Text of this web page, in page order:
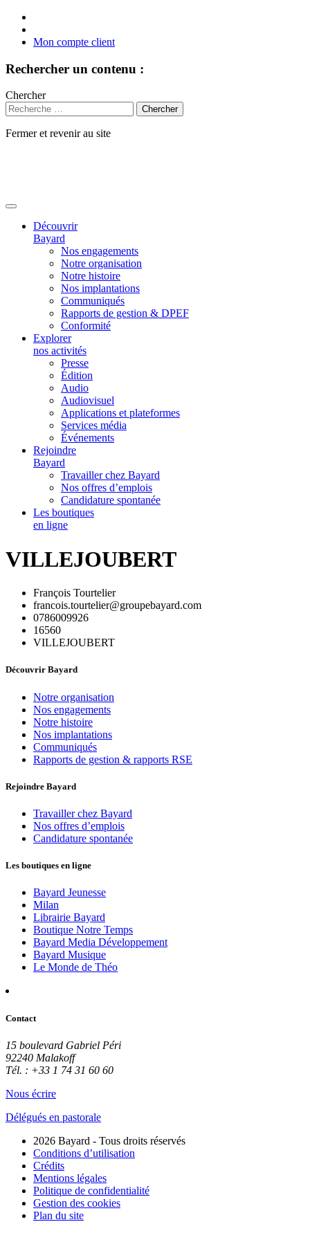
Mon compte client
Rechercher un contenu :
Chercher
Fermer et revenir au site
Découvrir
Bayard
Nos engagements
Notre organisation
Notre histoire
Nos implantations
Communiqués
Rapports de gestion & DPEF
Conformité
Explorer
nos activités
Presse
Édition
Audio
Audiovisuel
Applications et plateformes
Services média
Événements
Rejoindre
Bayard
Travailler chez Bayard
Nos offres d’emplois
Candidature spontanée
Les boutiques
en ligne
VILLEJOUBERT
François Tourtelier
francois.tourtelier@groupebayard.com
0786009926
16560
VILLEJOUBERT
Découvrir Bayard
Notre organisation
Nos engagements
Notre histoire
Nos implantations
Communiqués
Rapports de gestion & rapports RSE
Rejoindre Bayard
Travailler chez Bayard
Nos offres d’emplois
Candidature spontanée
Les boutiques en ligne
Bayard Jeunesse
Milan
Librairie Bayard
Boutique Notre Temps
Bayard Media Développement
Bayard Musique
Le Monde de Théo
Contact
15 boulevard Gabriel Péri
92240 Malakoff
Tél. : +33 1 74 31 60 60
Nous écrire
Délégués en pastorale
2026 Bayard - Tous droits réservés
Conditions d’utilisation
Crédits
Mentions légales
Politique de confidentialité
Gestion des cookies
Plan du site